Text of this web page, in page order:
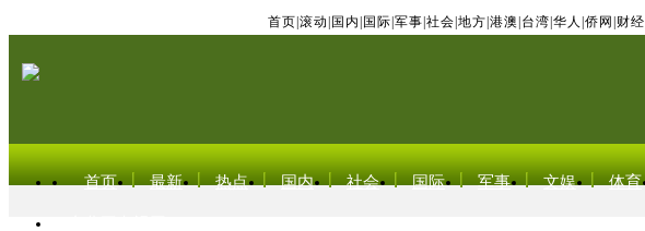
首页 滚动 国内 国际 军事 社会 地方 港澳 台湾 华人 侨网 财经
首页 最新 热点 国内 社会 国际 军事 文娱 体育